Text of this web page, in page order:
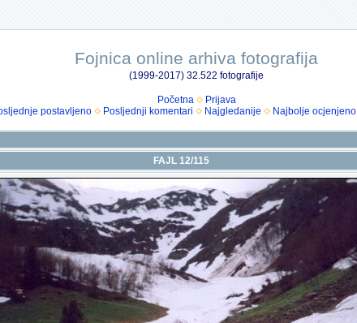
Fojnica online arhiva fotografija
(1999-2017) 32.522 fotografije
Početna
Prijava
postavljeno Posljednji komentari Najgledanije Najbolje ocjenjeno
FAJL 12/115